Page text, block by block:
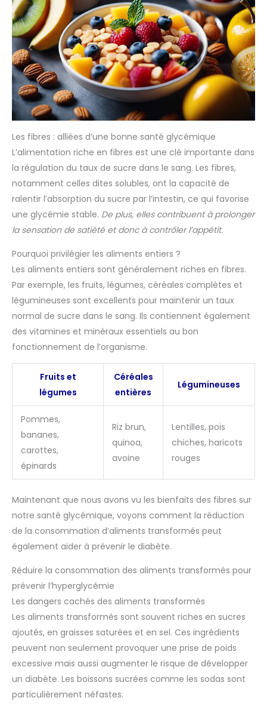
Les fibres : alliées d’une bonne santé glycémique
L’alimentation riche en fibres est une clé importante dans
la régulation du taux de sucre dans le sang. Les fibres,
notamment celles dites solubles, ont la capacité de
ralentir l’absorption du sucre par l’intestin, ce qui favorise
une glycémie stable. De plus, elles contribuent à prolonger
la sensation de satiété et donc à contrôler l’appétit.
Pourquoi privilégier les aliments entiers ?
Les aliments entiers sont généralement riches en fibres.
Par exemple, les fruits, légumes, céréales complètes et
légumineuses sont excellents pour maintenir un taux
normal de sucre dans le sang. Ils contiennent également
des vitamines et minéraux essentiels au bon
fonctionnement de l’organisme.
Fruits et
légumes
Céréales
entières
Légumineuses
Pommes,
bananes,
carottes,
épinards
Riz brun,
quinoa,
avoine
Lentilles, pois
chiches, haricots
rouges
Maintenant que nous avons vu les bienfaits des fibres sur
notre santé glycémique, voyons comment la réduction
de la consommation d’aliments transformés peut
également aider à prévenir le diabète.
Réduire la consommation des aliments transformés pour
prévenir l’hyperglycémie
Les dangers cachés des aliments transformés
Les aliments transformés sont souvent riches en sucres
ajoutés, en graisses saturées et en sel. Ces ingrédients
peuvent non seulement provoquer une prise de poids
excessive mais aussi augmenter le risque de développer
un diabète. Les boissons sucrées comme les sodas sont
particulièrement néfastes.